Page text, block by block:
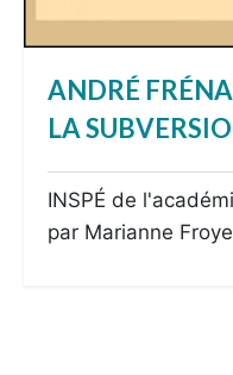
ANDRÉ
LA
INSPÉ de
par Marianne